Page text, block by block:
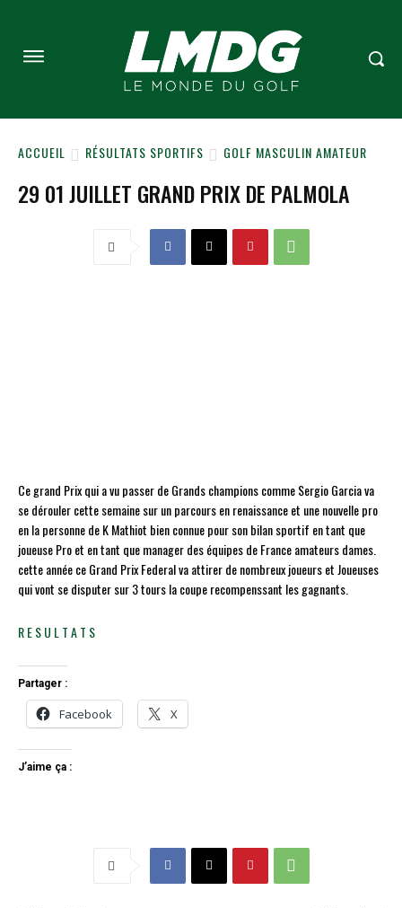
ACCUEIL RÉSULTATS SPORTIFS GOLF MASCULIN AMATEUR
29 01 JUILLET GRAND PRIX DE PALMOLA
Ce grand Prix qui a vu passer de Grands champions comme Sergio Garcia va
se dérouler cette semaine sur un parcours en renaissance et une nouvelle pro
en la personne de K Mathiot bien connue pour son bilan sportif en tant que
joueuse Pro et en tant que manager des équipes de France amateurs dames.
cette année ce Grand Prix Federal va attirer de nombreux joueurs et Joueuses
qui vont se disputer sur 3 tours la coupe recompenssant les gagnants.
R E S U L T A T S
Partager :
Facebook X
J’aime ça :